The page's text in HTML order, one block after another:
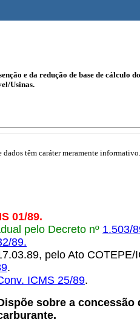
e da redução de base de cálculo
Usinas.
dados têm caráter meramente
01/89.
pelo Decreto nº 1.503/
89.
pelo Ato COTEPE/
.
ICMS 25/89.
sobre a concessão